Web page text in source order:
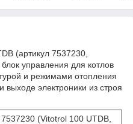
(артикул 7537230,
управления для котлов
и режимами отопления
электроники из строя
7537230 (Vitotrol 100 UTDB,